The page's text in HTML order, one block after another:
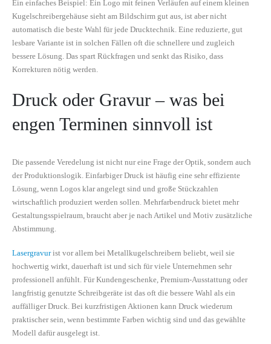
Ein einfaches Beispiel: Ein Logo mit feinen Verläufen auf einem kleinen
Kugelschreibergehäuse sieht am Bildschirm gut aus, ist aber nicht
automatisch die beste Wahl für jede Drucktechnik. Eine reduzierte, gut
lesbare Variante ist in solchen Fällen oft die schnellere und zugleich
bessere Lösung. Das spart Rückfragen und senkt das Risiko, dass
Korrekturen nötig werden.
Druck oder Gravur – was bei
engen Terminen sinnvoll ist
Die passende Veredelung ist nicht nur eine Frage der Optik, sondern auch
der Produktionslogik. Einfarbiger Druck ist häufig eine sehr effiziente
Lösung, wenn Logos klar angelegt sind und große Stückzahlen
wirtschaftlich produziert werden sollen. Mehrfarbendruck bietet mehr
Gestaltungsspielraum, braucht aber je nach Artikel und Motiv zusätzliche
Abstimmung.
Lasergravurist vor allem bei Metallkugelschreibern beliebt, weil sie
hochwertig wirkt, dauerhaft ist und sich für viele Unternehmen sehr
professionell anfühlt. Für Kundengeschenke, Premium-Ausstattung oder
langfristig genutzte Schreibgeräte ist das oft die bessere Wahl als ein
auffälliger Druck. Bei kurzfristigen Aktionen kann Druck wiederum
praktischer sein, wenn bestimmte Farben wichtig sind und das gewählte
Modell dafür ausgelegt ist.